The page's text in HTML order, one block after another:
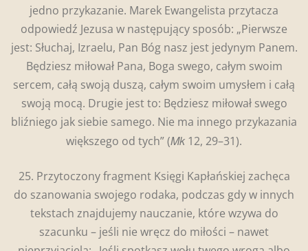
jedno przykazanie. Marek Ewangelista przytacza
odpowiedź Jezusa w następujący sposób: „Pierwsze
jest: Słuchaj, Izraelu, Pan Bóg nasz jest jedynym Panem.
Będziesz miłował Pana, Boga swego, całym swoim
sercem, całą swoją duszą, całym swoim umysłem i całą
swoją mocą. Drugie jest to: Będziesz miłował swego
bliźniego jak siebie samego. Nie ma innego przykazania
większego od tych” (Mk 12, 29–31).
25. Przytoczony fragment Księgi Kapłańskiej zachęca
do szanowania swojego rodaka, podczas gdy w innych
tekstach znajdujemy nauczanie, które wzywa do
szacunku – jeśli nie wręcz do miłości – nawet